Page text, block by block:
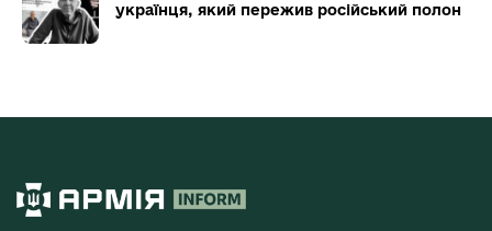
українця, який пережив російський полон